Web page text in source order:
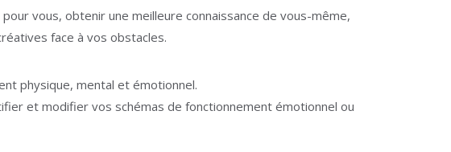
vous, obtenir une meilleure connaissance de vous-même,
face à vos obstacles.
physique, mental et émotionnel.
et modifier vos schémas de fonctionnement émotionnel ou